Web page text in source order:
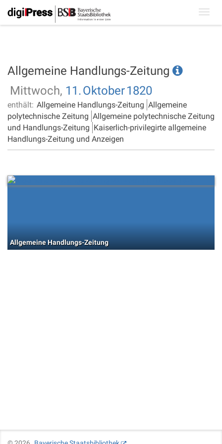
Allgemeine Handlungs-Zeitung
Mittwoch, 11.Oktober1820
enthält: Allgemeine Handlungs-Zeitung Allgemeine
polytechnische Zeitung Allgemeine polytechnische Zeitung
und Handlungs-Zeitung Kaiserlich-privilegirte allgemeine
Handlungs-Zeitung und Anzeigen
Allgemeine Handlungs-Zeitung